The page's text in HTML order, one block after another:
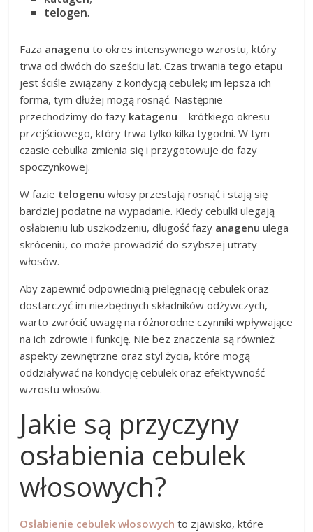
telogen.
Faza anagenu to okres intensywnego wzrostu, który
trwa od dwóch do sześciu lat. Czas trwania tego etapu
jest ściśle związany z kondycją cebulek; im lepsza ich
forma, tym dłużej mogą rosnąć. Następnie
przechodzimy do fazy katagenu – krótkiego okresu
przejściowego, który trwa tylko kilka tygodni. W tym
czasie cebulka zmienia się i przygotowuje do fazy
spoczynkowej.
W fazie telogenu włosy przestają rosnąć i stają się
bardziej podatne na wypadanie. Kiedy cebulki ulegają
osłabieniu lub uszkodzeniu, długość fazy anagenu ulega
skróceniu, co może prowadzić do szybszej utraty
włosów.
Aby zapewnić odpowiednią pielęgnację cebulek oraz
dostarczyć im niezbędnych składników odżywczych,
warto zwrócić uwagę na różnorodne czynniki wpływające
na ich zdrowie i funkcję. Nie bez znaczenia są również
aspekty zewnętrzne oraz styl życia, które mogą
oddziaływać na kondycję cebulek oraz efektywność
wzrostu włosów.
Jakie są przyczyny
osłabienia cebulek
włosowych?
Osłabienie cebulek włosowych to zjawisko, które